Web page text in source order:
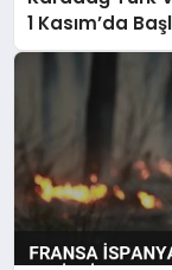
1 Kasım’da